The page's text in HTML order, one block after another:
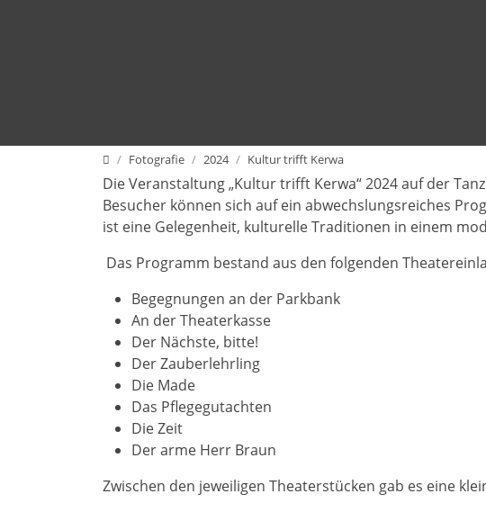
HomeFotografie 2024 Kultur trifft Kerwa
Die Veranstaltung „Kultur trifft Kerwa“ 2024 auf der
Besucher können sich auf ein abwechslungsreiches
ist eine Gelegenheit, kulturelle Traditionen in einem
Das Programm bestand aus den folgenden
Begegnungen an der Parkbank
An der Theaterkasse
Der Nächste, bitte!
Der Zauberlehrling
Die Made
Das Pflegegutachten
Die Zeit
Der arme Herr Braun
Zwischen den jeweiligen Theaterstücken gab es eine